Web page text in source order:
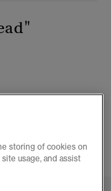
storing of cookies on
usage, and assist